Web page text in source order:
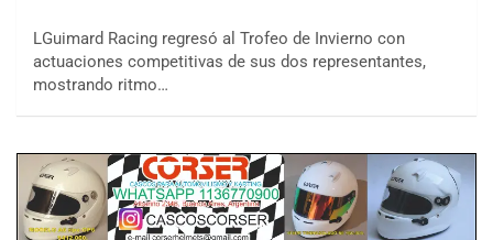
LGuimard Racing regresó al Trofeo de Invierno con
actuaciones competitivas de sus dos representantes,
mostrando ritmo…